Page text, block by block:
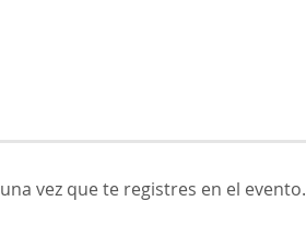
vez que te registres en el evento.